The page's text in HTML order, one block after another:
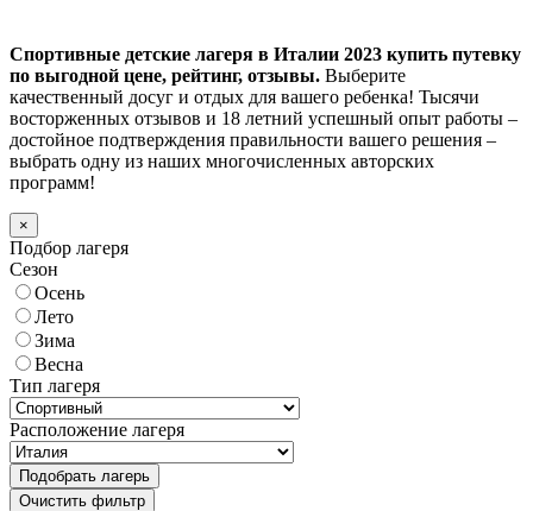
Спортивные детские лагеря в Италии 2023 купить путевку
по выгодной цене, рейтинг, отзывы. Выберите
качественный досуг и отдых для вашего ребенка! Тысячи
восторженных отзывов и 18 летний успешный опыт работы –
достойное подтверждения правильности вашего решения –
выбрать одну из наших многочисленных авторских
программ!
×
Подбор лагеря
Сезон
Осень
Лето
Зима
Весна
Тип лагеря
Расположение лагеря
Подобрать лагерь